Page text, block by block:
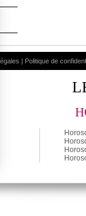
| Politique de
en